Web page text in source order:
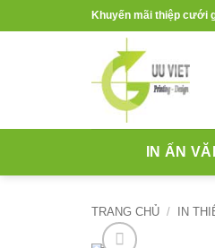
qua
Khuyến mãi thiệp cưới
IN ẤN
TRANG CHỦ / IN